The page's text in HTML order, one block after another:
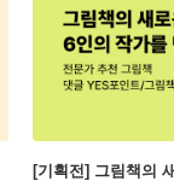
[기획전] 그림책의